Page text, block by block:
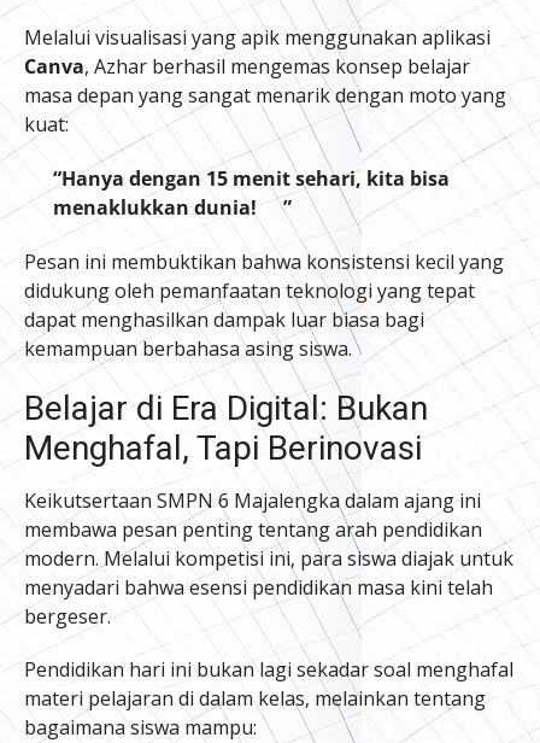
Melalui visualisasi yang apik menggunakan aplikasi
Canva, Azhar berhasil mengemas konsep belajar
masa depan yang sangat menarik dengan moto yang
kuat:
“Hanya dengan 15 menit sehari, kita bisa
menaklukkan dunia!
”
Pesan ini membuktikan bahwa konsistensi kecil yang
didukung oleh pemanfaatan teknologi yang tepat
dapat menghasilkan dampak luar biasa bagi
kemampuan berbahasa asing siswa.
Belajar di Era Digital: Bukan
Menghafal, Tapi Berinovasi
Keikutsertaan SMPN 6 Majalengka dalam ajang ini
membawa pesan penting tentang arah pendidikan
modern. Melalui kompetisi ini, para siswa diajak untuk
menyadari bahwa esensi pendidikan masa kini telah
bergeser.
Pendidikan hari ini bukan lagi sekadar soal menghafal
materi pelajaran di dalam kelas, melainkan tentang
bagaimana siswa mampu: